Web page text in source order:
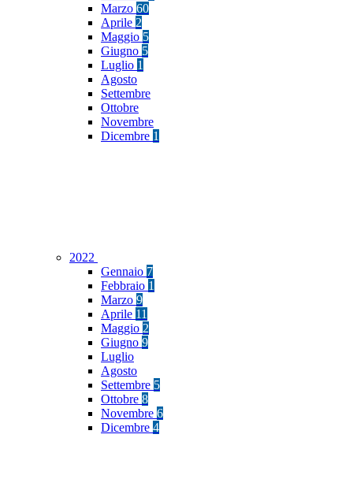
Marzo 60
Aprile 2
Maggio 5
Giugno 5
Luglio 1
Agosto
Settembre
Ottobre
Novembre
Dicembre 1
2022
Gennaio 7
Febbraio 1
Marzo 9
Aprile 11
Maggio 2
Giugno 9
Luglio
Agosto
Settembre 5
Ottobre 8
Novembre 6
Dicembre 4